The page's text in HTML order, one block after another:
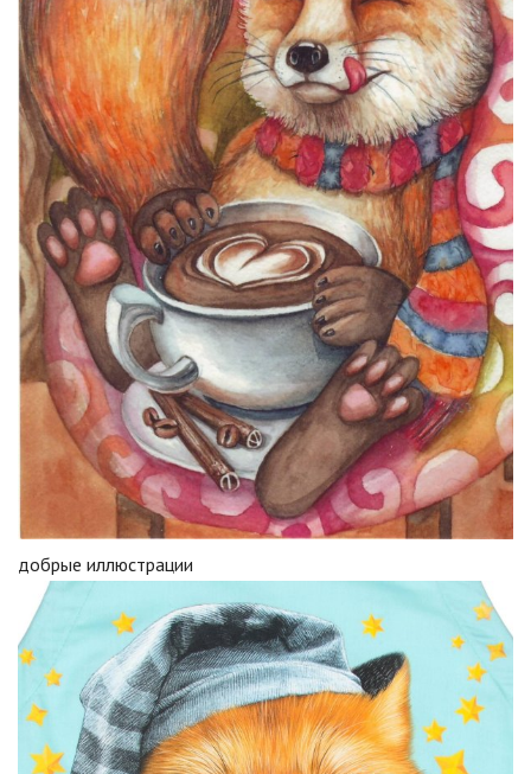
добрые иллюстрации